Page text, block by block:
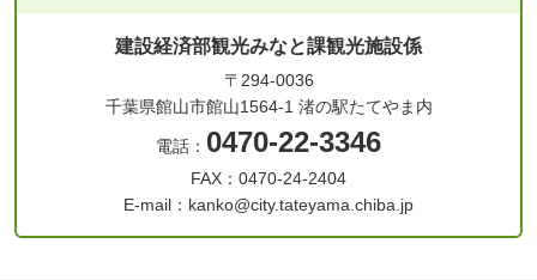
建設経済部観光みなと課観光施設係
〒294-0036
千葉県館山市館山1564-1 渚の駅たてやま内
電話： 0470-22-3346
FAX：0470-24-2404
E-mail：kanko@city.tateyama.chiba.jp